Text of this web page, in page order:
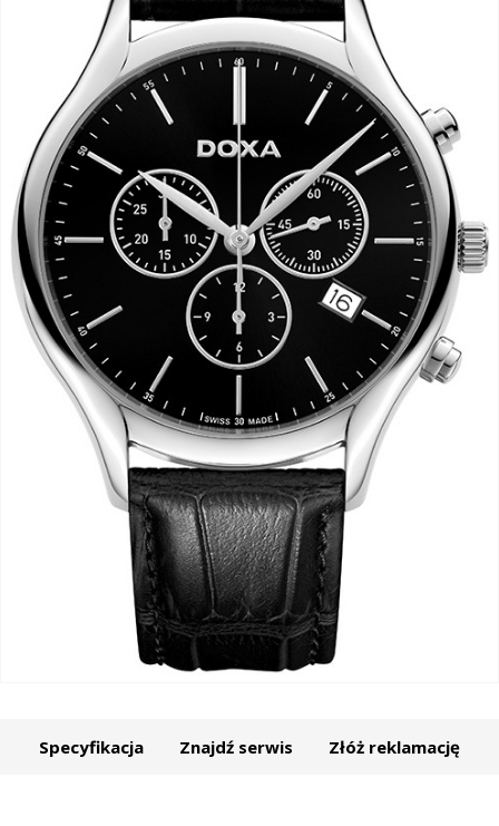
Specyfikacja Znajdź serwis Złóż reklamację